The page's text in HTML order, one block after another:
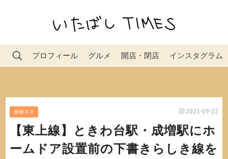
プロフィール グルメ 開店・閉店 インスタグラム
板橋ネタ 2025-09-22
【東上線】ときわ台駅・成増駅にホ
ームドア設置前の下書きらしき線を